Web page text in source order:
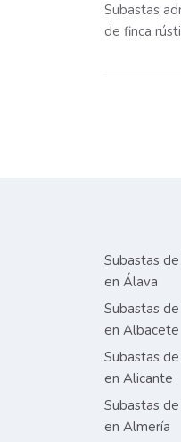
Subastas
de finca
Subastas
en Álava
Subastas
en Albacete
Subastas
en Alicante
Subastas
en Almería